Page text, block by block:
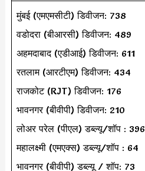
मुंबई (एमएमसीटी) डिवीजन: 738
वडोदरा (बीआरसी) डिवीजन: 489
अहमदाबाद (एडीआई) डिवीजन: 611
रतलाम (आरटीएम) डिवीजन: 434
राजकोट (RJT) डिवीजन: 176
भावनगर (बीवीपी) डिवीजन: 210
लोअर परेल (पीएल) डब्ल्यू/शॉप : 396
महालक्ष्मी (एमएक्स) डब्ल्यू/शॉप : 64
भावनगर (बीवीपी) डब्ल्यू / शॉप: 73